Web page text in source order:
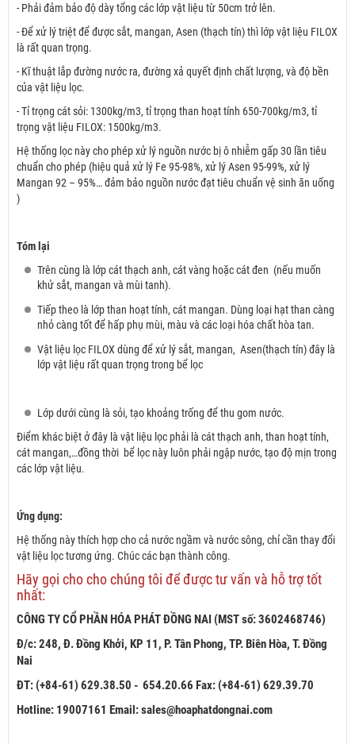
- Phải đảm bảo độ dày tổng các lớp vật liệu từ 50cm trở lên.
- Để xử lý triệt để được sắt, mangan, Asen (thạch tín) thì lớp vật liệu FILOX
là rất quan trọng.
- Kĩ thuật lắp đường nước ra, đường xả quyết định chất lượng, và độ bền
của vật liệu lọc.
- Tỉ trọng cát sỏi: 1300kg/m3, tỉ trọng than hoạt tính 650-700kg/m3, tỉ
trọng vật liệu FILOX: 1500kg/m3.
Hệ thống lọc này cho phép xử lý nguồn nước bị ô nhiễm gấp 30 lần tiêu
chuẩn cho phép (hiệu quả xử lý Fe 95-98%, xử lý Asen 95-99%, xử lý
Mangan 92 – 95%… đảm bảo nguồn nước đạt tiêu chuẩn vệ sinh ăn uống
)
Tóm lại
Trên cùng là lớp cát thạch anh, cát vàng hoặc cát đen (nếu muốn
khử sắt, mangan và mùi tanh).
Tiếp theo là lớp than hoạt tính, cát mangan. Dùng loại hạt than càng
nhỏ càng tốt để hấp phụ mùi, màu và các loại hóa chất hòa tan.
Vật liệu lọc FILOX dùng để xử lý sắt, mangan, Asen(thạch tín) đây là
lớp vật liệu rất quan trọng trong bể lọc
Lớp dưới cùng là sỏi, tạo khoảng trống để thu gom nước.
Điểm khác biệt ở đây là vật liệu lọc phải là cát thạch anh, than hoạt tính,
cát mangan,…đồng thời bể lọc này luôn phải ngập nước, tạo độ mịn trong
các lớp vật liệu.
Ứng dụng:
Hệ thống này thích hợp cho cả nước ngầm và nước sông, chỉ cần thay đổi
vật liệu lọc tương ứng. Chúc các bạn thành công.
Hãy gọi cho cho chúng tôi để được tư vấn và hỗ trợ tốt
nhất:
CÔNG TY CỔ PHẦN HÓA PHÁT ĐỒNG NAI (MST số: 3602468746)
Đ/c: 248, Đ. Đồng Khởi, KP 11, P. Tân Phong, TP. Biên Hòa, T. Đồng
Nai
ĐT: (+84-61) 629.38.50 - 654.20.66 Fax: (+84-61) 629.39.70
Hotline: 19007161 Email: sales@hoaphatdongnai.com